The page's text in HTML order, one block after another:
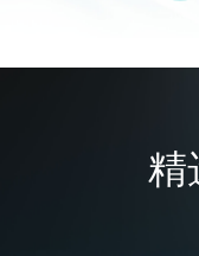
精